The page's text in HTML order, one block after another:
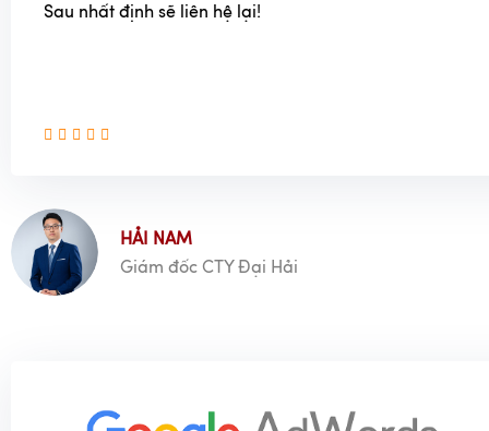
Sau nhất định sẽ liên hệ lại!
HẢI NAM
Giám đốc CTY Đại Hải